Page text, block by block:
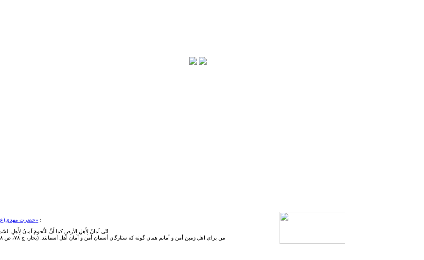
«حضرت مهدی(ع)» :
من برای اهل زمین أمن و أمانم همان گونه که ستارگان آسمان أمن و أمان اهل آسمانند. (بحار، ج ٧٨، ص ٣٨)